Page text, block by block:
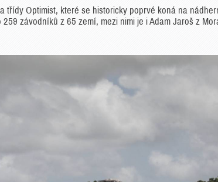
třídy Optimist, které se historicky poprvé koná na
závodníků z 65 zemí, mezi nimi je i Adam Jaroš z